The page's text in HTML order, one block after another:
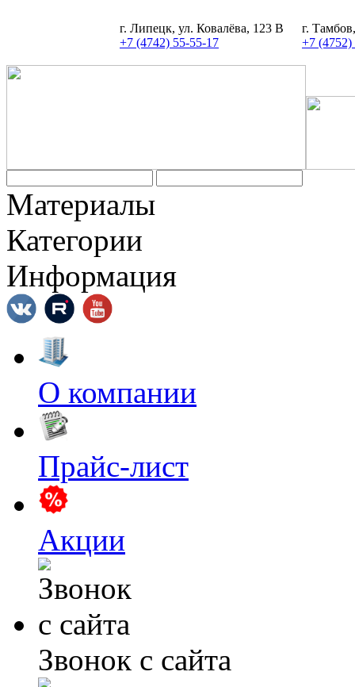
г. Липецк, ул. Ковалёва, 123 В
+7 (4742) 55-55-17
г.
+7 (4752)
Материалы
Категории
Информация
О компании
Прайс-лист
Акции
Звонок с сайта
Задать вопрос